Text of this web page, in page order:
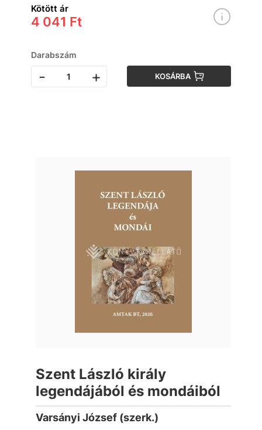
Kötött ár
4 041 Ft
Darabszám
- + KOSÁRBA
Szent László király
legendájából és mondáiból
Varsányi József (szerk.)